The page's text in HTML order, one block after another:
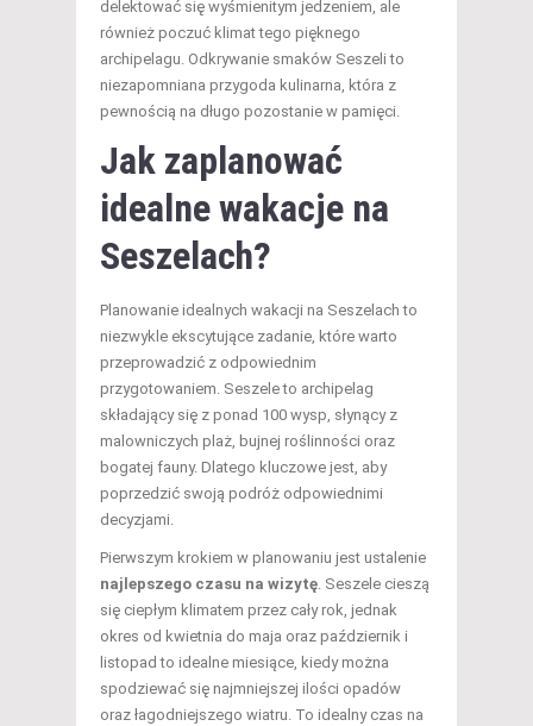
delektować się wyśmienitym jedzeniem, ale
również poczuć klimat tego pięknego
archipelagu. Odkrywanie smaków Seszeli to
niezapomniana przygoda kulinarna, która z
pewnością na długo pozostanie w pamięci.
Jak zaplanować
idealne wakacje na
Seszelach?
Planowanie idealnych wakacji na Seszelach to
niezwykle ekscytujące zadanie, które warto
przeprowadzić z odpowiednim
przygotowaniem. Seszele to archipelag
składający się z ponad 100 wysp, słynący z
malowniczych plaż, bujnej roślinności oraz
bogatej fauny. Dlatego kluczowe jest, aby
poprzedzić swoją podróż odpowiednimi
decyzjami.
Pierwszym krokiem w planowaniu jest ustalenie
najlepszego czasu na wizytę. Seszele cieszą
się ciepłym klimatem przez cały rok, jednak
okres od kwietnia do maja oraz październik i
listopad to idealne miesiące, kiedy można
spodziewać się najmniejszej ilości opadów
oraz łagodniejszego wiatru. To idealny czas na